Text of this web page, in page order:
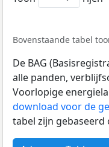
Bovenstaande tabel
De BAG
alle panden,
Voorlopige
download voor de
tabel zijn gebaseerd